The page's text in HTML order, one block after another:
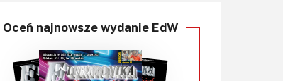
DIY+
Czytelnia
Oceń najnowsze wydanie EdW